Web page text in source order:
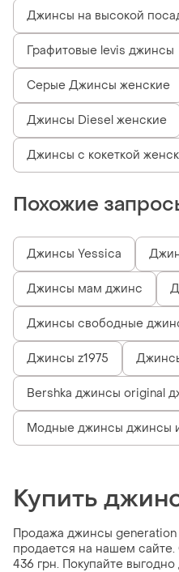
Джинсы на высокой
Графитовые levis джинсы
Серые Джинсы женские
Джинсы Diesel женские
Джинсы с кокеткой
Похожие
Джинсы Yessica
Джинсы мам джинс
Джинсы свободные
Джинсы z1975
Bershka джинсы original
Модные джинсы джинсы
Купить
Продажа джинсы generation
продается на нашем
436 грн. Покупайте